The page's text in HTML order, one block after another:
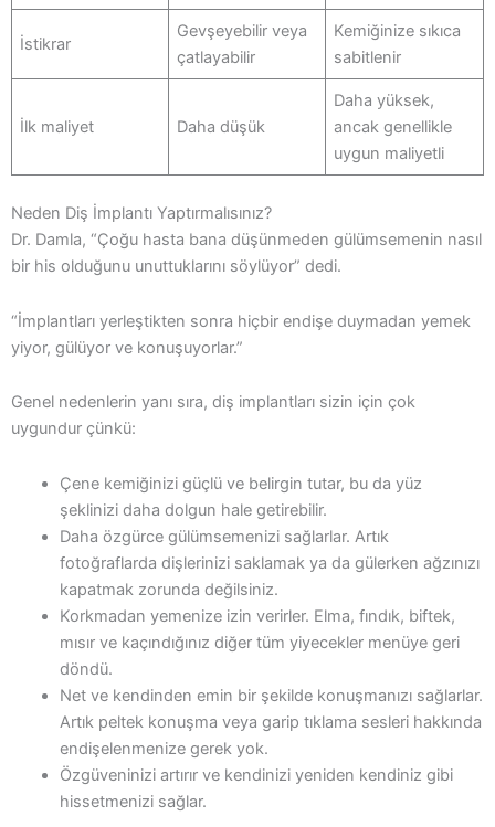
İstikrar
Gevşeyebilir veya
çatlayabilir
Kemiğinize sıkıca
sabitlenir
İlk maliyet Daha düşük
Daha yüksek,
ancak genellikle
uygun maliyetli
Neden Diş İmplantı Yaptırmalısınız?
Dr. Damla, “Çoğu hasta bana düşünmeden gülümsemenin nasıl
bir his olduğunu unuttuklarını söylüyor” dedi.
“İmplantları yerleştikten sonra hiçbir endişe duymadan yemek
yiyor, gülüyor ve konuşuyorlar.”
Genel nedenlerin yanı sıra, diş implantları sizin için çok
uygundur çünkü:
Çene kemiğinizi güçlü ve belirgin tutar, bu da yüz
şeklinizi daha dolgun hale getirebilir.
Daha özgürce gülümsemenizi sağlarlar. Artık
fotoğraflarda dişlerinizi saklamak ya da gülerken ağzınızı
kapatmak zorunda değilsiniz.
Korkmadan yemenize izin verirler. Elma, fındık, biftek,
mısır ve kaçındığınız diğer tüm yiyecekler menüye geri
döndü.
Net ve kendinden emin bir şekilde konuşmanızı sağlarlar.
Artık peltek konuşma veya garip tıklama sesleri hakkında
endişelenmenize gerek yok.
Özgüveninizi artırır ve kendinizi yeniden kendiniz gibi
hissetmenizi sağlar.